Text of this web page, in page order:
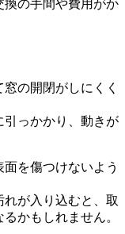
換の手間や費用がか
の開閉がしにくく
引っかかり、動きが
を傷つけないよう
が入り込むと、取
かもしれません。